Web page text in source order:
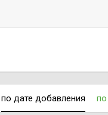
по дате добавления